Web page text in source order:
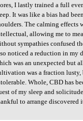
I lastly trained a full
It was like a bias had
The calming effects
allowing me to
sympathies confused
noticed a reduction in my
was an unexpected but
was a fraction
Whole, CBD has
of my sleep and
to arrange discovered